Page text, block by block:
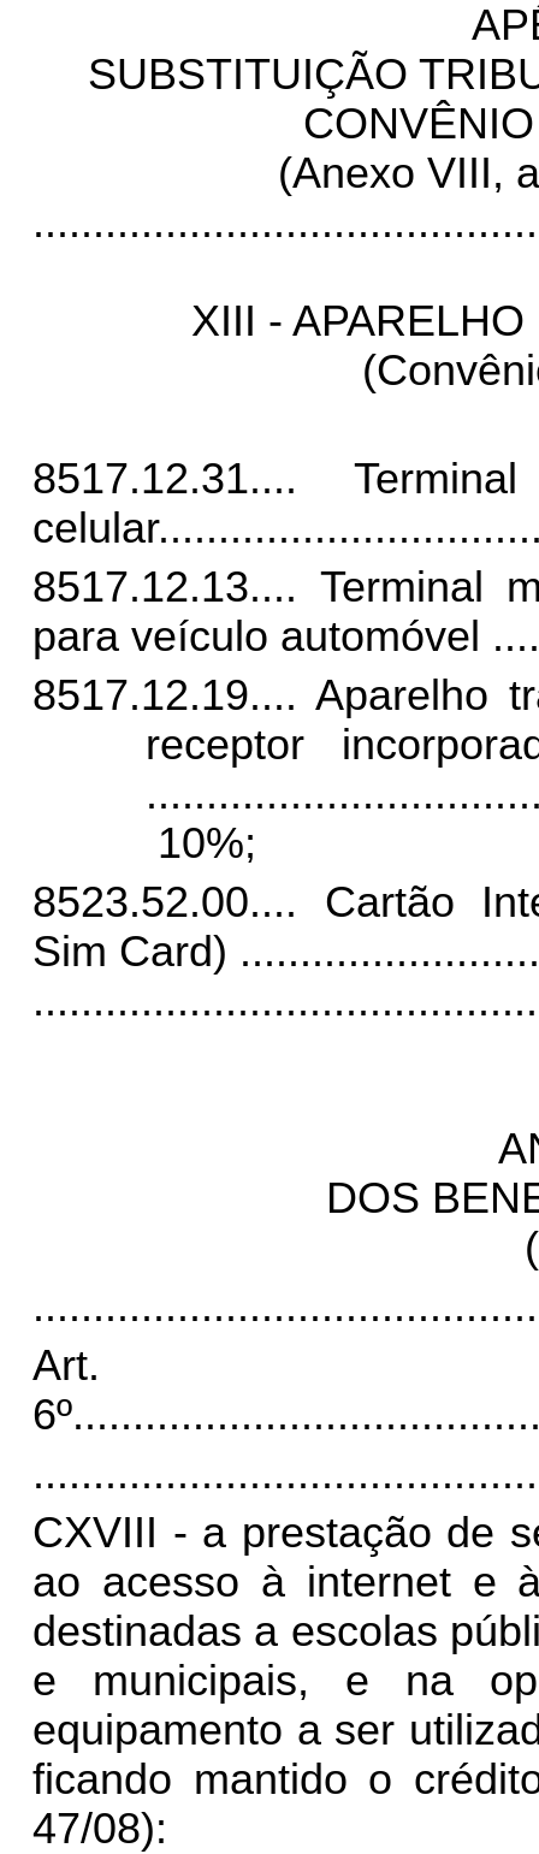
SUBSTITUIÇÃO
(Anexo VIII,
XIII -
8517.12.31....
celular
8517.12.13.... Terminal
para veículo automóvel
8517.12.19.... Aparelho
receptor
10%;
8523.52.00.... Cartão
Sim Card)
DOS
Art.
6º
CXVIII - a prestação de
ao acesso à internet e
destinadas a escolas
e municipais, e na
equipamento a ser
ficando mantido o
47/08):